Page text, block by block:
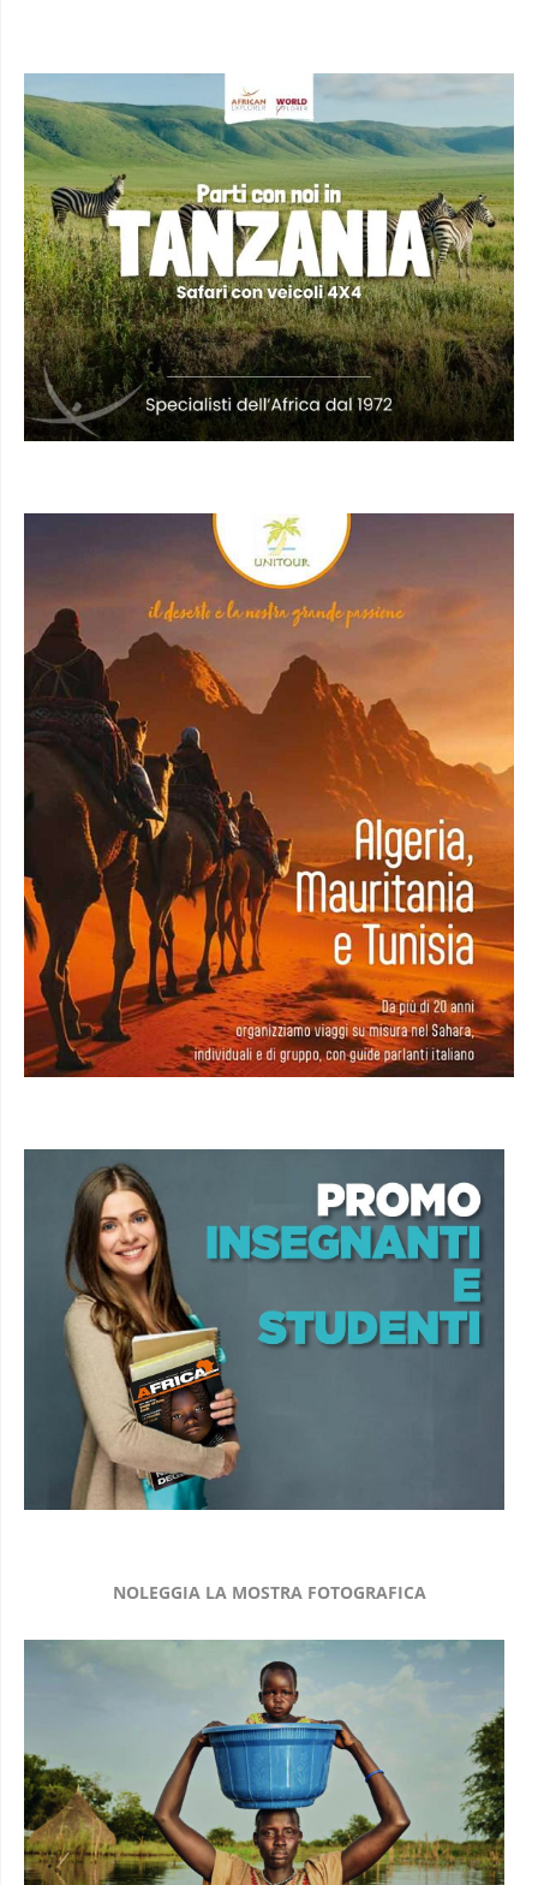
NOLEGGIA LA MOSTRA FOTOGRAFICA